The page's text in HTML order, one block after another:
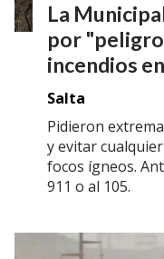
La
por
incendios
Salta
Pidieron
y evitar
focos ígneos.
911 o al 105.